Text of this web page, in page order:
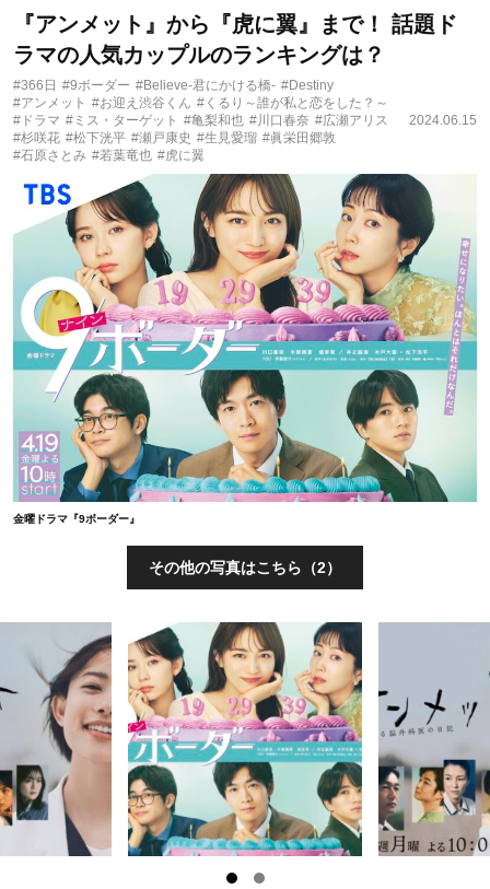
『アンメット』から『虎に翼』まで！ 話題ド
ラマの人気カップルのランキングは？
#366日 #9ボーダー #Believe-君にかける橋- #Destiny
#アンメット #お迎え渋谷くん #くるり～誰が私と恋をした？～
#ドラマ #ミス・ターゲット #亀梨和也 #川口春奈 #広瀬アリス
#杉咲花 #松下洸平 #瀬戸康史 #生見愛瑠 #眞栄田郷敦
#石原さとみ #若葉竜也 #虎に翼
2024.06.15
金曜ドラマ『9ボーダー』
その他の写真はこちら（2）